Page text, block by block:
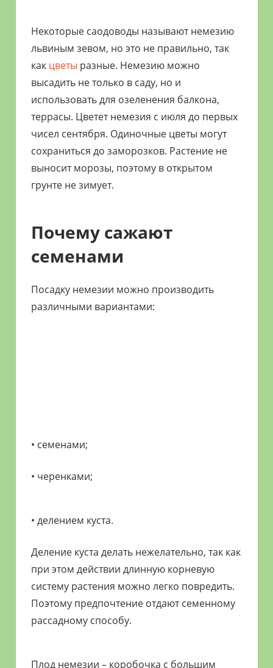
Некоторые саодоводы называют немезию
львиным зевом, но это не правильно, так
как цветы разные. Немезию можно
высадить не только в саду, но и
использовать для озеленения балкона,
террасы. Цветет немезия с июля до первых
чисел сентября. Одиночные цветы могут
сохраниться до заморозков. Растение не
выносит морозы, поэтому в открытом
грунте не зимует.
Почему сажают
семенами
Посадку немезии можно производить
различными вариантами:
• семенами;
• черенками;
• делением куста.
Деление куста делать нежелательно, так как
при этом действии длинную корневую
систему растения можно легко повредить.
Поэтому предпочтение отдают семенному
рассадному способу.
Плод немезии – коробочка с большим